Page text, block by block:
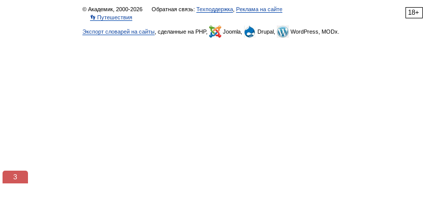
18+
© Академик, 2000-2026 Обратная связь: Техподдержка Реклама на сайте
👣 Путешествия
Экспорт словарей на сайты , сделанные на PHP, Joomla, Drupal, WordPress, MODx.
3